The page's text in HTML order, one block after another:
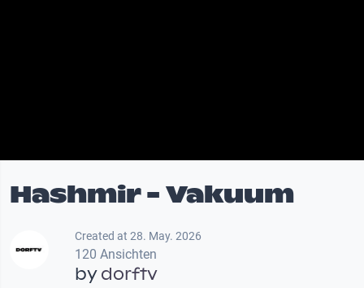
Hashmir - Vakuum
Created at 28. May. 2026
120 Ansichten
bydorftv